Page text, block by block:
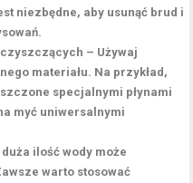
niezbędne, aby usunąć brud i
– Używaj
materiału. Na przykład,
specjalnymi płynami
myć uniwersalnymi
ilość wody może
warto stosować